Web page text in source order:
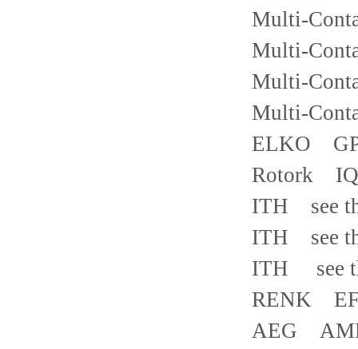
Multi-
Multi-
Multi-
Multi-
ELKO
Rotork
ITH see
ITH see
ITH see
RENK
AEG